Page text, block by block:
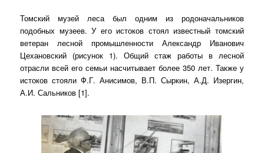
Томский музей леса был одним из родоначальников
подобных музеев. У его истоков стоял известный томский
ветеран лесной промышленности Александр Иванович
Цехановский (рисунок 1). Общий стаж работы в лесной
отрасли всей его семьи насчитывает более 350 лет. Также у
истоков стояли Ф.Г. Анисимов, В.П. Сыркин, А.Д. Изергин,
А.И. Сальников [1].